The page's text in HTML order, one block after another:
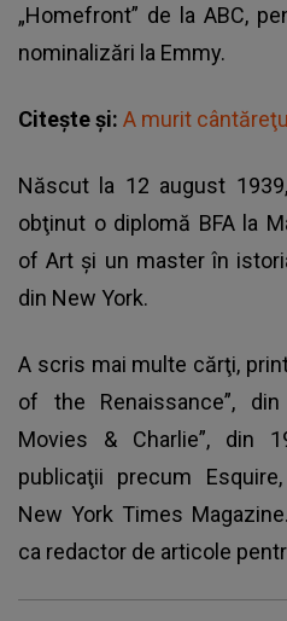
„Homefront” de la ABC,
nominalizări la Emmy.
Citește și: A murit
Născut la 12 august
obţinut o diplomă BFA la
of Art şi un master în
din New York.
A scris mai multe cărţi,
of the Renaissance”,
Movies & Charlie”, din
publicaţii precum
New York Times
ca redactor de articole